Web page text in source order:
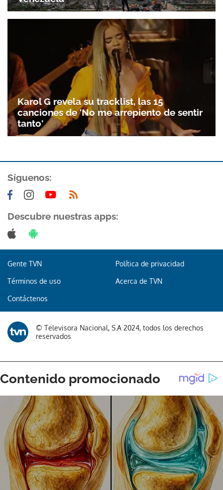
Gracias por suscribirte a nuestro boletín.
ACEPTAR
Karol G revela su tracklist, las 15
canciones de 'No me arrepiento de sentir
tanto'
Síguenos:
Descubre nuestras apps:
Gente TVN Política de privacidad
Términos de uso Acerca de TVN
Contáctenos
© Televisora Nacional, S.A 2024, todos los derechos
reservados